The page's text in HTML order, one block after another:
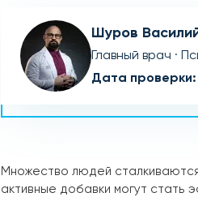
Шуров
Главный врач ·
Дата проверки:
Множество людей
активные добавки могут